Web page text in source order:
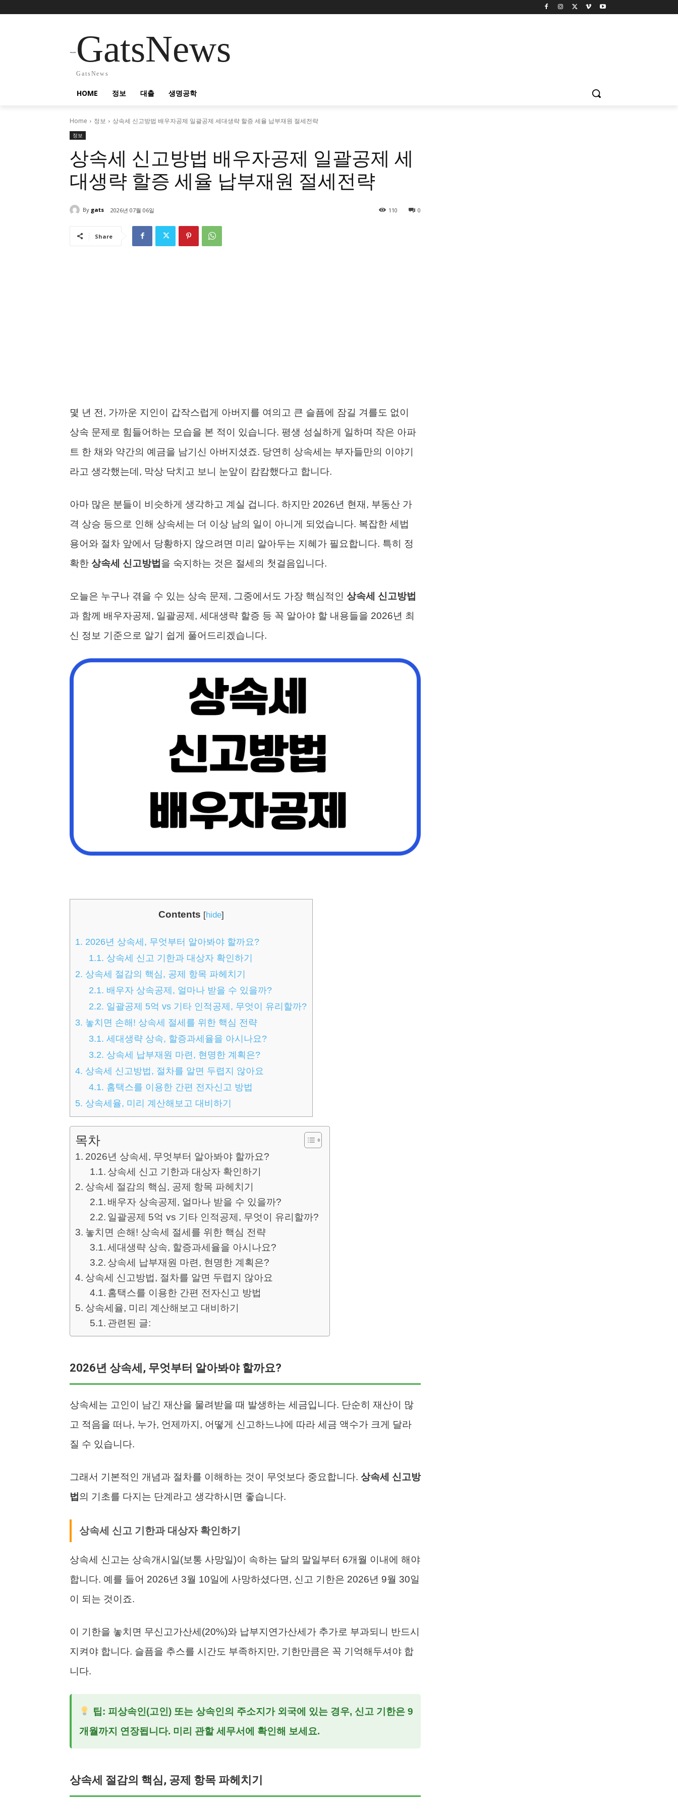
GatsNews
GatsNews
HOME 정보 대출 생명공학
Home 정보 상속세 신고방법 배우자공제 일괄공제 세대생략 할증 세율 납부재원 절세전략
정보
상속세 신고방법 배우자공제 일괄공제 세
대생략 할증 세율 납부재원 절세전략
By gats 2026년 07월 06일 0
110
Share
몇 년 전, 가까운 지인이 갑작스럽게 아버지를 여의고 큰 슬픔에 잠길 겨를도 없이
상속 문제로 힘들어하는 모습을 본 적이 있습니다. 평생 성실하게 일하며 작은 아파
트 한 채와 약간의 예금을 남기신 아버지셨죠. 당연히 상속세는 부자들만의 이야기
라고 생각했는데, 막상 닥치고 보니 눈앞이 캄캄했다고 합니다.
아마 많은 분들이 비슷하게 생각하고 계실 겁니다. 하지만 2026년 현재, 부동산 가
격 상승 등으로 인해 상속세는 더 이상 남의 일이 아니게 되었습니다. 복잡한 세법
용어와 절차 앞에서 당황하지 않으려면 미리 알아두는 지혜가 필요합니다. 특히 정
확한 상속세 신고방법 을 숙지하는 것은 절세의 첫걸음입니다.
오늘은 누구나 겪을 수 있는 상속 문제, 그중에서도 가장 핵심적인 상속세 신고방법
과 함께 배우자공제, 일괄공제, 세대생략 할증 등 꼭 알아야 할 내용들을 2026년 최
신 정보 기준으로 알기 쉽게 풀어드리겠습니다.
Contents [hide]
1. 2026년 상속세, 무엇부터 알아봐야 할까요?
1.1. 상속세 신고 기한과 대상자 확인하기
2. 상속세 절감의 핵심, 공제 항목 파헤치기
2.1. 배우자 상속공제, 얼마나 받을 수 있을까?
2.2. 일괄공제 5억 vs 기타 인적공제, 무엇이 유리할까?
3. 놓치면 손해! 상속세 절세를 위한 핵심 전략
3.1. 세대생략 상속, 할증과세율을 아시나요?
3.2. 상속세 납부재원 마련, 현명한 계획은?
4. 상속세 신고방법, 절차를 알면 두렵지 않아요
4.1. 홈택스를 이용한 간편 전자신고 방법
5. 상속세율, 미리 계산해보고 대비하기
목차
2026년 상속세, 무엇부터 알아봐야 할까요?
상속세 신고 기한과 대상자 확인하기
상속세 절감의 핵심, 공제 항목 파헤치기
배우자 상속공제, 얼마나 받을 수 있을까?
일괄공제 5억 vs 기타 인적공제, 무엇이 유리할까?
놓치면 손해! 상속세 절세를 위한 핵심 전략
세대생략 상속, 할증과세율을 아시나요?
상속세 납부재원 마련, 현명한 계획은?
상속세 신고방법, 절차를 알면 두렵지 않아요
홈택스를 이용한 간편 전자신고 방법
상속세율, 미리 계산해보고 대비하기
관련된 글:
2026년 상속세, 무엇부터 알아봐야 할까요?
상속세는 고인이 남긴 재산을 물려받을 때 발생하는 세금입니다. 단순히 재산이 많
고 적음을 떠나, 누가, 언제까지, 어떻게 신고하느냐에 따라 세금 액수가 크게 달라
질 수 있습니다.
그래서 기본적인 개념과 절차를 이해하는 것이 무엇보다 중요합니다. 상속세 신고방
법 의 기초를 다지는 단계라고 생각하시면 좋습니다.
상속세 신고 기한과 대상자 확인하기
상속세 신고는 상속개시일(보통 사망일)이 속하는 달의 말일부터 6개월 이내에 해야
합니다. 예를 들어 2026년 3월 10일에 사망하셨다면, 신고 기한은 2026년 9월 30일
이 되는 것이죠.
이 기한을 놓치면 무신고가산세(20%)와 납부지연가산세가 추가로 부과되니 반드시
지켜야 합니다. 슬픔을 추스를 시간도 부족하지만, 기한만큼은 꼭 기억해두셔야 합
니다.
팁: 피상속인(고인) 또는 상속인의 주소지가 외국에 있는 경우, 신고 기한은 9
개월까지 연장됩니다. 미리 관할 세무서에 확인해 보세요.
상속세 절감의 핵심, 공제 항목 파헤치기